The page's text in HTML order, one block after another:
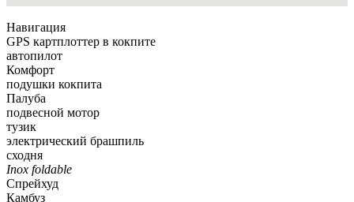
Навигация
GPS картплоттер в кокпите
автопилот
Комфорт
подушки кокпита
Палуба
подвесной мотор
тузик
электрический брашпиль
сходня
Inox foldable
Спрейхуд
Камбуз